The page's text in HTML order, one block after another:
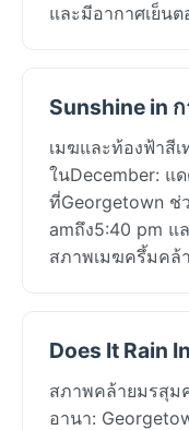
และมีอากาศเย็น
Sunshine in
เมฆและท้องฟ้าสี
ในDecember: แ
ที่Georgetown ช่
amถึง5:40 pm
สภาพเมฆครึ้มคล้
Does It Rain
สภาพคล้ายมรสุม
อานา: